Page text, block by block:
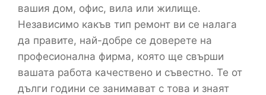
вашия дом, офис, вила или жилище.
Независимо какъв тип ремонт ви се налага
да правите, най-добре се доверете на
професионална фирма, която ще свърши
вашата работа качествено и съвестно. Те от
дълги години се занимават с това и знаят